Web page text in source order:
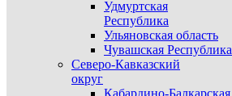
Удмуртская
Республика
Ульяновская область
Чувашская Республика
Северо-Кавказский
округ
Кабардино-Балкарская